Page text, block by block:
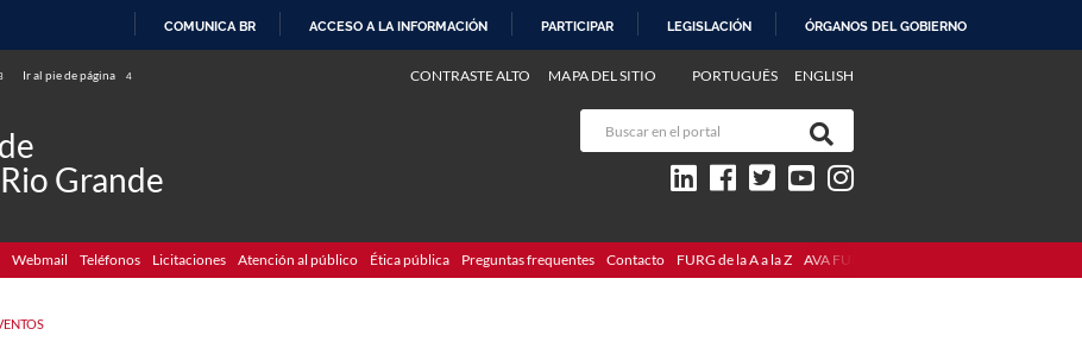
COMUNICA BR ACCESO A LA INFORMACIÓN PARTICIPAR LEGISLACIÓN ÓRGANOS DEL GOBIERNO
Ir al pie de página 4 PORTUGUÊS ENGLISH
CONTRASTE ALTO MAPA DEL SITIO
Grande
Webmail Teléfonos Licitaciones Atención al público Ética pública Preguntas frequentes Contacto FURG de la A a la Z AVA FURG